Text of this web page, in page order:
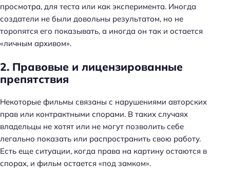
просмотра, для теста или как эксперимента. Иногда
создатели не были довольны результатом, но не
торопятся его показывать, а иногда он так и остается
«личным архивом».
2. Правовые и лицензированные
препятствия
Некоторые фильмы связаны с нарушениями авторских
прав или контрактными спорами. В таких случаях
владельцы не хотят или не могут позволить себе
легально показать или распространить свою работу.
Есть еще ситуации, когда права на картину остаются в
спорах, и фильм остается «под замком».